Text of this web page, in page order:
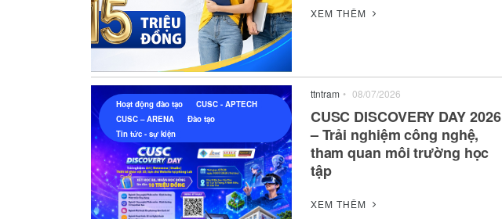
XEM THÊM
Hoạt động đào tạo
CUSC - APTECH
CUSC – ARENA
Đào tạo
Tin tức - sự kiện
ttntram • 08/07/2026
CUSC DISCOVERY DAY 2026
– Trải nghiệm công nghệ,
tham quan môi trường học
tập
XEM THÊM